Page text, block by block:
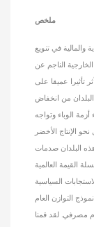
ملخص
والمالية في تنويع
الناجم عن
تأثيرا عميقا على
من انخفاض
الوباء وتواجه
الإنتاج الأخضر
البلدان صدمات
القيمة العالمية
السياسية
التوازن العام
مصرفي. لقد قمنا